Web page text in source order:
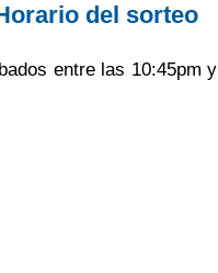
del sorteo
entre las 10:45pm